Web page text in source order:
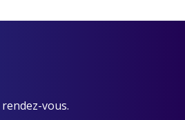
vous.